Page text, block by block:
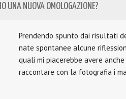
UNA NUOVA OMOLOGAZIONE?
Prendendo spunto dai risultati
nate spontanee alcune
quali mi piacerebbe avere
raccontare con la fotografia i